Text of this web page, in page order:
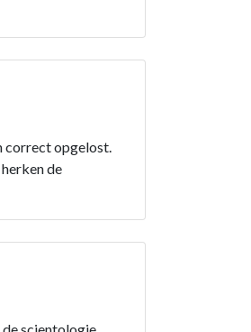
correct opgelost.
de
de scientologie